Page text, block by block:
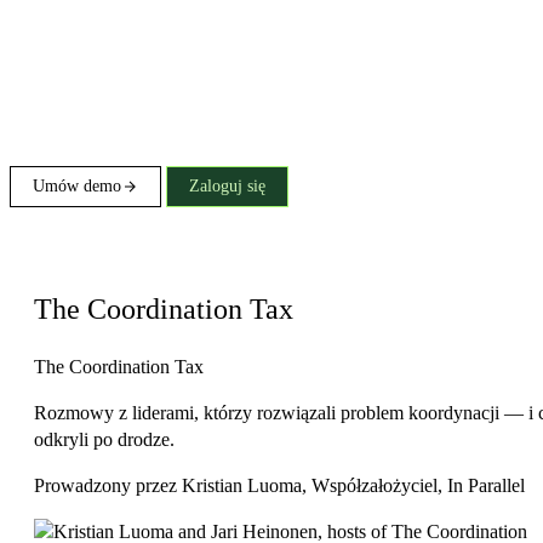
Umów demo Zaloguj się
The Coordination Tax
The Coordination Tax
Rozmowy z liderami, którzy rozwiązali problem koordynacji — i
odkryli po drodze.
Prowadzony przez Kristian Luoma, Współzałożyciel, In Parallel